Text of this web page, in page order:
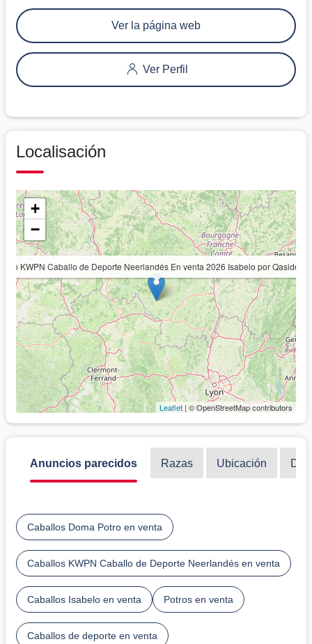
Ver la página web
Ver Perfil
Localisación
KWPN Caballo de Deporte Neerlandés En venta 2026 Isabelo por Qaside
+
−
Leaflet| © OpenStreetMap contributors
Anuncios parecidos Razas Ubicación
Caballos Doma Potro en venta
Caballos KWPN Caballo de Deporte Neerlandés en venta
Caballos Isabelo en venta Potros en venta
Caballos de deporte en venta